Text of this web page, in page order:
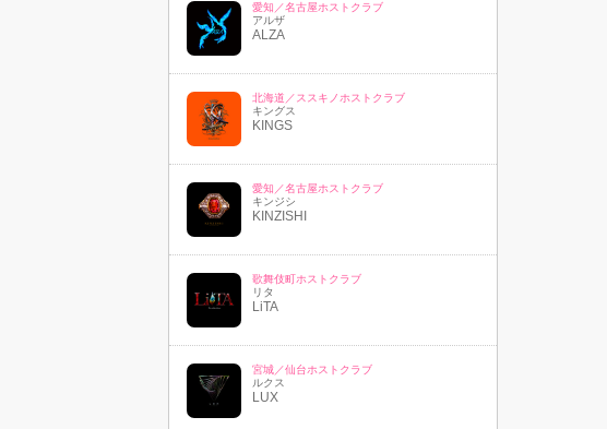
愛知／名古屋ホストクラブ
アルザ
ALZA
北海道／ススキノホストクラブ
キングス
KINGS
愛知／名古屋ホストクラブ
キンジシ
KINZISHI
歌舞伎町ホストクラブ
リタ
LiTA
宮城／仙台ホストクラブ
ルクス
LUX